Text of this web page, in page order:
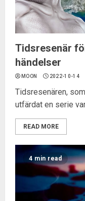
Tidsresenär
händelser
MOON 2022-10-14
Tidsresenären,
utfärdat en serie
READ MORE
4 min read